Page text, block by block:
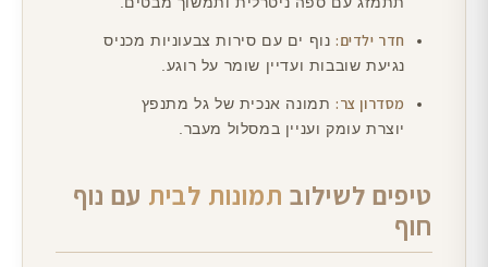
חדר ילדים: נוף ים עם סירות צבעוניות מכניס
נגיעת שובבות ועדיין שומר על רוגע.
מסדרון צר: תמונה אנכית של גל מתנפץ
יוצרת עומק ועניין במסלול מעבר.
טיפים לשילוב תמונות לבית עם נוף
חוף